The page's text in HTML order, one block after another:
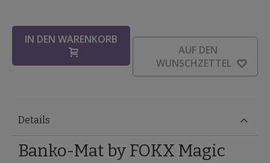
IN DEN WARENKORB
AUF DEN
WUNSCHZETTEL
Details
Banko-Mat by FOKX Magic